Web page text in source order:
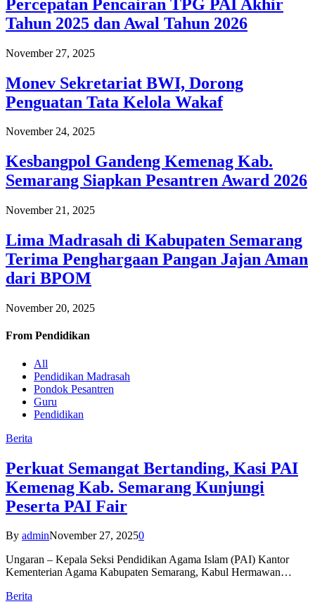
Percepatan Pencairan TPG PAI Akhir
Tahun 2025 dan Awal Tahun 2026
November 27, 2025
Monev Sekretariat BWI, Dorong
Penguatan Tata Kelola Wakaf
November 24, 2025
Kesbangpol Gandeng Kemenag Kab.
Semarang Siapkan Pesantren Award 2026
November 21, 2025
Lima Madrasah di Kabupaten Semarang
Terima Penghargaan Pangan Jajan Aman
dari BPOM
November 20, 2025
From Pendidikan
All
Pendidikan Madrasah
Pondok Pesantren
Guru
Pendidikan
Berita
Perkuat Semangat Bertanding, Kasi PAI
Kemenag Kab. Semarang Kunjungi
Peserta PAI Fair
By adminNovember 27, 20250
Ungaran – Kepala Seksi Pendidikan Agama Islam (PAI) Kantor
Kementerian Agama Kabupaten Semarang, Kabul Hermawan…
Berita